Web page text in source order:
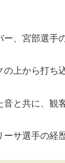
、宮部選手
上から打ち
と共に、観
サ選手の経